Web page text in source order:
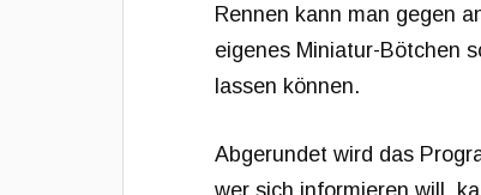
Rennen kann man gegen
eigenes Miniatur-Bötchen
lassen können.
Abgerundet wird das